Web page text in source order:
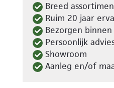
Breed
Ruim 20 jaar
Bezorgen binnen
Persoonlijk
Showroom
Aanleg en/of